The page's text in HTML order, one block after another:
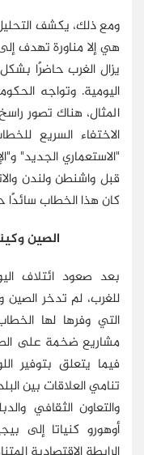
ومع ذلك، يكشف
هي إلا مناورة تهدف
يزال الغرب حاضرًا
اليومية. وتواجه
المثال، هناك تصور
الاختفاء السريع
"الاستعماري الجديد"
قبل واشنطن ولندن
كان هذا الخطاب
الصين
بعد صعود ائتلاف
للغرب، لم تدخر الصين
التي وفرها لها
مشاريع ضخمة على
فيما يتعلق بتوفير
تنامي العلاقات بين
والتعاون الثقافي
أوهورو كنياتا إلى